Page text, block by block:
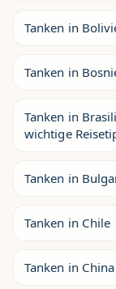
Tanken in
Tanken in
Tanken in
wichtige
Tanken in
Tanken in Chile
Tanken in China